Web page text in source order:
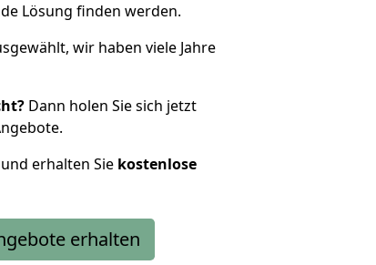
Lösung finden werden.
wir haben viele Jahre
Dann holen Sie sich jetzt
erhalten Sie kostenlose
erhalten